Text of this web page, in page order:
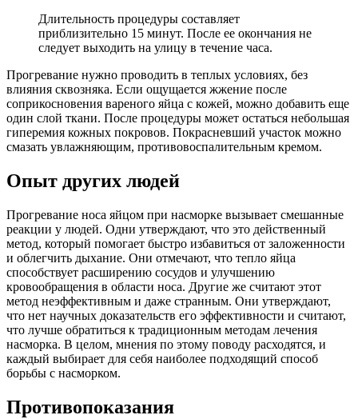
Длительность процедуры составляет
приблизительно 15 минут. После ее окончания не
следует выходить на улицу в течение часа.
Прогревание нужно проводить в теплых условиях, без
влияния сквозняка. Если ощущается жжение после
соприкосновения вареного яйца с кожей, можно добавить еще
один слой ткани. После процедуры может остаться небольшая
гиперемия кожных покровов. Покрасневший участок можно
смазать увлажняющим, противовоспалительным кремом.
Опыт других людей
Прогревание носа яйцом при насморке вызывает смешанные
реакции у людей. Одни утверждают, что это действенный
метод, который помогает быстро избавиться от заложенности
и облегчить дыхание. Они отмечают, что тепло яйца
способствует расширению сосудов и улучшению
кровообращения в области носа. Другие же считают этот
метод неэффективным и даже странным. Они утверждают,
что нет научных доказательств его эффективности и считают,
что лучше обратиться к традиционным методам лечения
насморка. В целом, мнения по этому поводу расходятся, и
каждый выбирает для себя наиболее подходящий способ
борьбы с насморком.
Противопоказания